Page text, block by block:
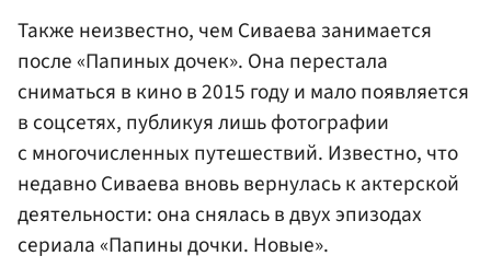
Также неизвестно, чем Сиваева занимается
после «Папиных дочек». Она перестала
сниматься в кино в 2015 году и мало появляется
в соцсетях, публикуя лишь фотографии
с многочисленных путешествий. Известно, что
недавно Сиваева вновь вернулась к актерской
деятельности: она снялась в двух эпизодах
сериала «Папины дочки. Новые».